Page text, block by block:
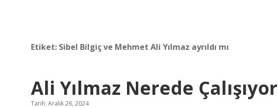
Etiket: Sibel Bilgiç ve Mehmet Ali Yılmaz ayrıldı mı
Ali Yılmaz Nerede Çalışıyor
Tarih: Aralık 26, 2024